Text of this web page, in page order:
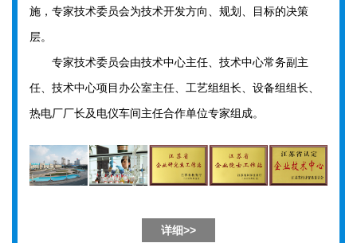
施，专家技术委员会为技术开发方向、规划、目标的决策
层。
专家技术委员会由技术中心主任、技术中心常务副主
任、技术中心项目办公室主任、工艺组组长、设备组组长、
热电厂厂长及电仪车间主任合作单位专家组成。
详细>>